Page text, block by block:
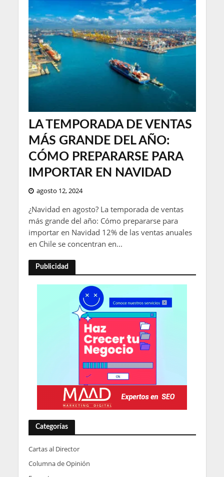
LA TEMPORADA DE VENTAS
MÁS GRANDE DEL AÑO:
CÓMO PREPARARSE PARA
IMPORTAR EN NAVIDAD
agosto 12, 2024
¿Navidad en agosto? La temporada de ventas
más grande del año: Cómo prepararse para
importar en Navidad 12% de las ventas anuales
en Chile se concentran en...
Publicidad
Categorías
Cartas al Director
Columna de Opinión